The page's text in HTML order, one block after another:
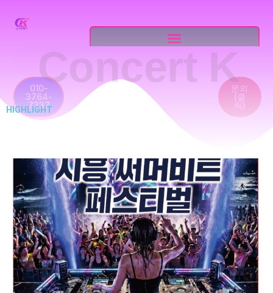
010-
3764-
7337
문의
(클
릭)
Concert K
HIGHLIGHT